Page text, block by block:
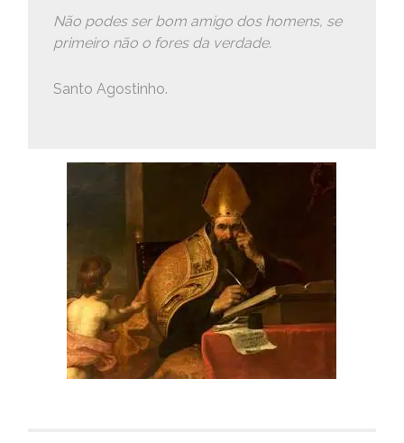
Não podes ser bom amigo dos homens, se
primeiro não o fores da verdade.
Santo Agostinho.